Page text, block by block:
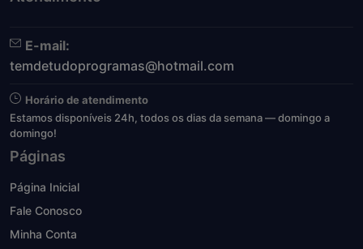
E-mail:
temdetudoprogramas@hotmail.com
Horário de atendimento
Estamos disponíveis 24h, todos os dias da semana — domingo a
domingo!
Páginas
Página Inicial
Fale Conosco
Minha Conta